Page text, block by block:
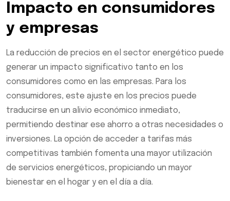
Impacto en consumidores
y empresas
La reducción de precios en el sector energético puede
generar un impacto significativo tanto en los
consumidores como en las empresas. Para los
consumidores, este ajuste en los precios puede
traducirse en un alivio económico inmediato,
permitiendo destinar ese ahorro a otras necesidades o
inversiones. La opción de acceder a tarifas más
competitivas también fomenta una mayor utilización
de servicios energéticos, propiciando un mayor
bienestar en el hogar y en el día a día.